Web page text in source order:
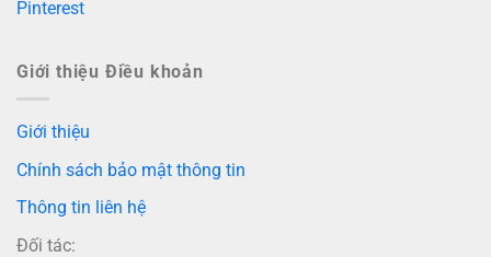
Pinterest
Giới thiệu Điều khoản
Giới thiệu
Chính sách bảo mật thông tin
Thông tin liên hệ
Đối tác: